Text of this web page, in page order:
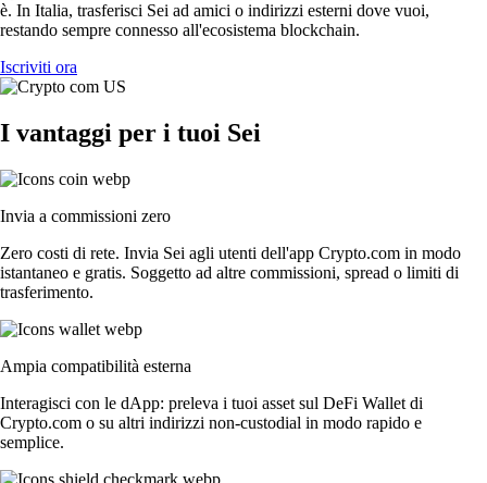
è. In Italia, trasferisci Sei ad amici o indirizzi esterni dove vuoi,
restando sempre connesso all'ecosistema blockchain.
Iscriviti ora
I vantaggi per i tuoi Sei
Invia a commissioni zero
Zero costi di rete. Invia Sei agli utenti dell'app Crypto.com in modo
istantaneo e gratis. Soggetto ad altre commissioni, spread o limiti di
trasferimento.
Ampia compatibilità esterna
Interagisci con le dApp: preleva i tuoi asset sul DeFi Wallet di
Crypto.com o su altri indirizzi non-custodial in modo rapido e
semplice.